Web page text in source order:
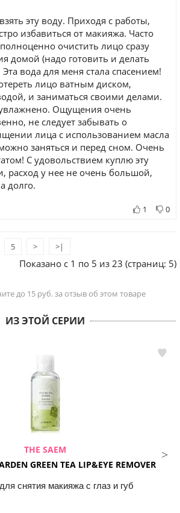
эту воду. Приходя с работы,
избавиться от макияжа. Часто
очистить лицо сразу
домой (надо готовить и делать
Эта вода для меня стала спасением!
лицо ватным диском,
и заниматься своими делами.
Ощущения очень
не следует забывать о
лица с использованием масла
заняться и перед сном. Очень
С удовольствием куплю эту
расход у нее не очень большой,
долго.
1 0
5 > >|
Показано с 1 по 5 из 23 (страниц: 5)
до 15 руб. за отзыв об этом товаре
ИЗ ЭТОЙ СЕРИИ
THE SAEM
GREEN TEA LIP&EYE REMOVER
снятия макияжа с глаз и губ